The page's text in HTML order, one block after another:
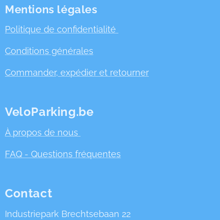
Mentions légales
Politique de confidentialité
Conditions générales
Commander, expédier et retourner
VeloParking.be
À propos de nous
FAQ - Questions fréquentes
Contact
Industriepark Brechtsebaan 22